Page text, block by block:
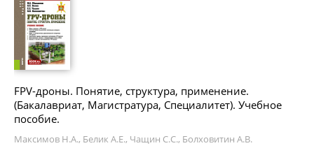
FPV-дроны. Понятие, структура, применение.
(Бакалавриат, Магистратура, Специалитет). Учебное
пособие.
Максимов Н.А., Белик А.Е., Чащин С.С., Болховитин А.В.